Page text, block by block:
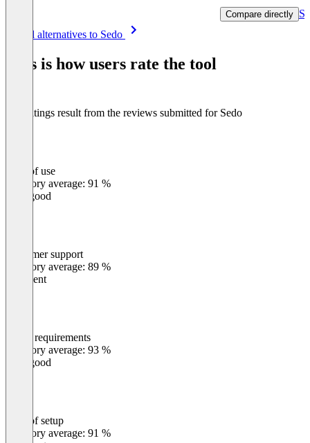
Compare directly
See all alternatives to Sedo
This is how users rate the tool
The ratings result from the reviews submitted for Sedo
Ease of use
Category average: 91 %
Very good
Customer support
Category average: 89 %
Excellent
Meets requirements
Category average: 93 %
Very good
Ease of setup
Category average: 91 %